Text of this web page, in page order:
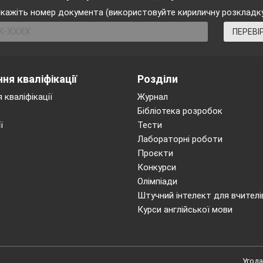
«Україна – незалежна держава»?
про народні символи України. А які
номер документа (використовуйте кириличну
кваліфікації Розділи
Журнал
Бібліотека розробок
Тести
Лабораторні роботи
Проєкти
Конкурси
Олімпіади
Штучний інтелект для
Курси англійської мови